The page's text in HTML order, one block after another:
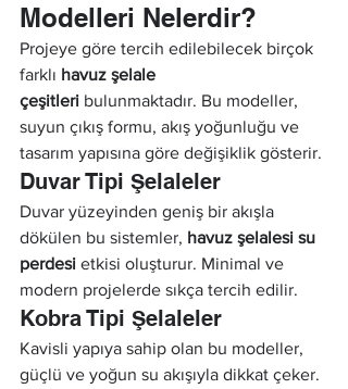
Modelleri Nelerdir?
Projeye göre tercih edilebilecek birçok
farklı havuz şelale
çeşitleri bulunmaktadır. Bu modeller,
suyun çıkış formu, akış yoğunluğu ve
tasarım yapısına göre değişiklik gösterir.
Duvar Tipi Şelaleler
Duvar yüzeyinden geniş bir akışla
dökülen bu sistemler, havuz şelalesi su
perdesi etkisi oluşturur. Minimal ve
modern projelerde sıkça tercih edilir.
Kobra Tipi Şelaleler
Kavisli yapıya sahip olan bu modeller,
güçlü ve yoğun su akışıyla dikkat çeker.